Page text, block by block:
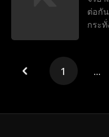
ต่อกั
กระ
อย่า
งา
ก็ไม่
1 ...